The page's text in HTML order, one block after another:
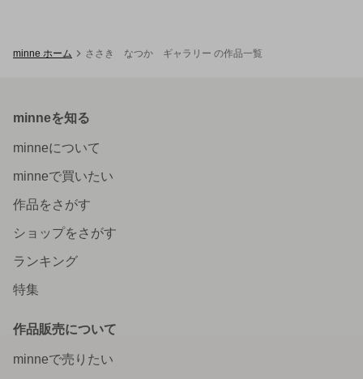
minne ホーム ささき なつか ギャラリー の作品一覧
minneを知る
minneについて
minneで買いたい
作品をさがす
ショップをさがす
ランキング
特集
作品販売について
minneで売りたい